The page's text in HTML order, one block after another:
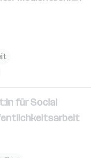
für Social